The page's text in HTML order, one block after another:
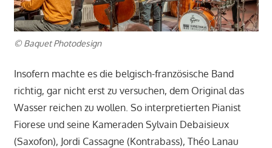
© Baquet Photodesign
Insofern machte es die belgisch-französische Band
richtig, gar nicht erst zu versuchen, dem Original das
Wasser reichen zu wollen. So interpretierten Pianist
Fiorese und seine Kameraden Sylvain Debaisieux
(Saxofon), Jordi Cassagne (Kontrabass), Théo Lanau